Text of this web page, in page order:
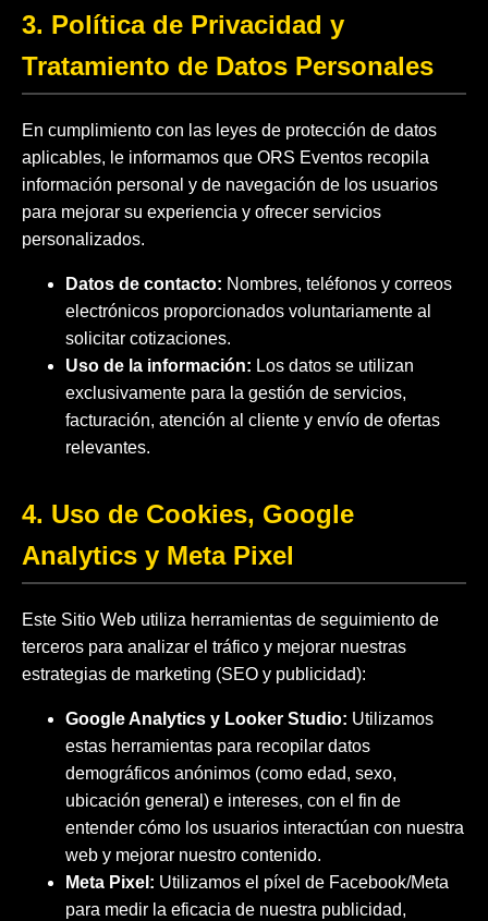
3. Política de Privacidad y
Tratamiento de Datos Personales
En cumplimiento con las leyes de protección de datos
aplicables, le informamos que ORS Eventos recopila
información personal y de navegación de los usuarios
para mejorar su experiencia y ofrecer servicios
personalizados.
Datos de contacto: Nombres, teléfonos y correos
electrónicos proporcionados voluntariamente al
solicitar cotizaciones.
Uso de la información: Los datos se utilizan
exclusivamente para la gestión de servicios,
facturación, atención al cliente y envío de ofertas
relevantes.
4. Uso de Cookies, Google
Analytics y Meta Pixel
Este Sitio Web utiliza herramientas de seguimiento de
terceros para analizar el tráfico y mejorar nuestras
estrategias de marketing (SEO y publicidad):
Google Analytics y Looker Studio: Utilizamos
estas herramientas para recopilar datos
demográficos anónimos (como edad, sexo,
ubicación general) e intereses, con el fin de
entender cómo los usuarios interactúan con nuestra
web y mejorar nuestro contenido.
Meta Pixel: Utilizamos el píxel de Facebook/Meta
para medir la eficacia de nuestra publicidad,